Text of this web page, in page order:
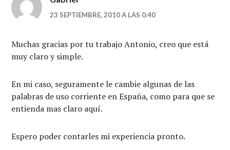
23 SEPTIEMBRE, 2010 A LAS 0:40
Muchas gracias por tu trabajo Antonio, creo que está
muy claro y simple.
En mi caso, seguramente le cambie algunas de las
palabras de uso corriente en España, como para que se
entienda mas claro aquí.
Espero poder contarles mi experiencia pronto.